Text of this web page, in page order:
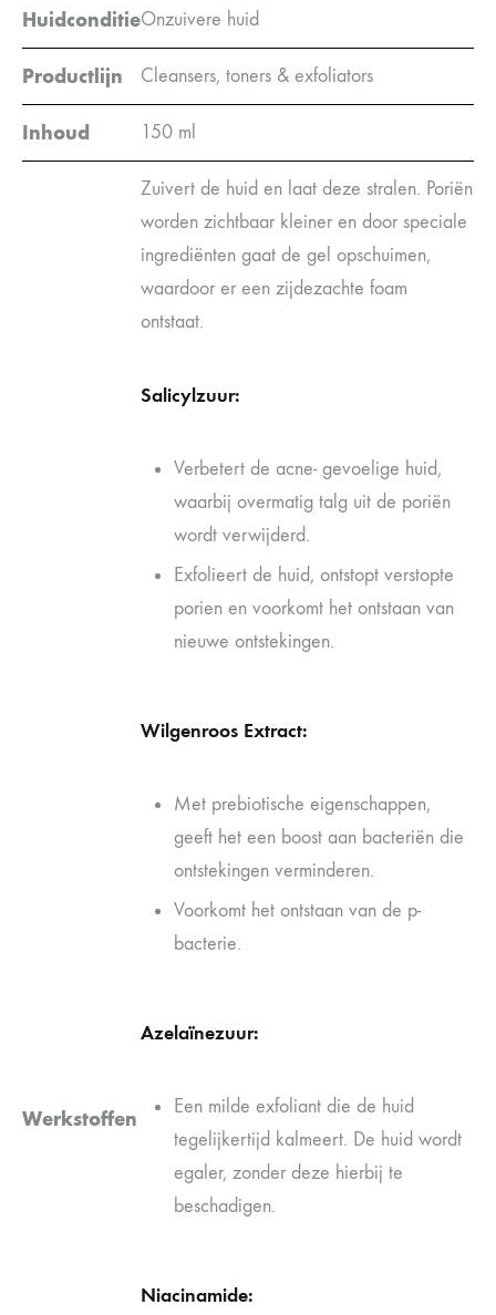
HuidconditieOnzuivere huid
Productlijn Cleansers, toners & exfoliators
Inhoud 150 ml
Werkstoffen
Zuivert de huid en laat deze stralen. Poriën
worden zichtbaar kleiner en door speciale
ingrediënten gaat de gel opschuimen,
waardoor er een zijdezachte foam
ontstaat.
Salicylzuur:
Verbetert de acne- gevoelige huid,
waarbij overmatig talg uit de poriën
wordt verwijderd.
Exfolieert de huid, ontstopt verstopte
porien en voorkomt het ontstaan van
nieuwe ontstekingen.
Wilgenroos Extract:
Met prebiotische eigenschappen,
geeft het een boost aan bacteriën die
ontstekingen verminderen.
Voorkomt het ontstaan van de p-
bacterie.
Azelaïnezuur:
Een milde exfoliant die de huid
tegelijkertijd kalmeert. De huid wordt
egaler, zonder deze hierbij te
beschadigen.
Niacinamide: